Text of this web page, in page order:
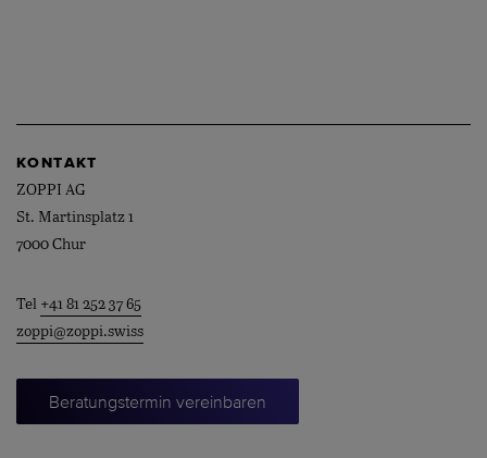
KONTAKT
ZOPPI AG
St. Martinsplatz 1
7000 Chur
Tel +41 81 252 37 65
zoppi@zoppi.swiss
Beratungstermin vereinbaren